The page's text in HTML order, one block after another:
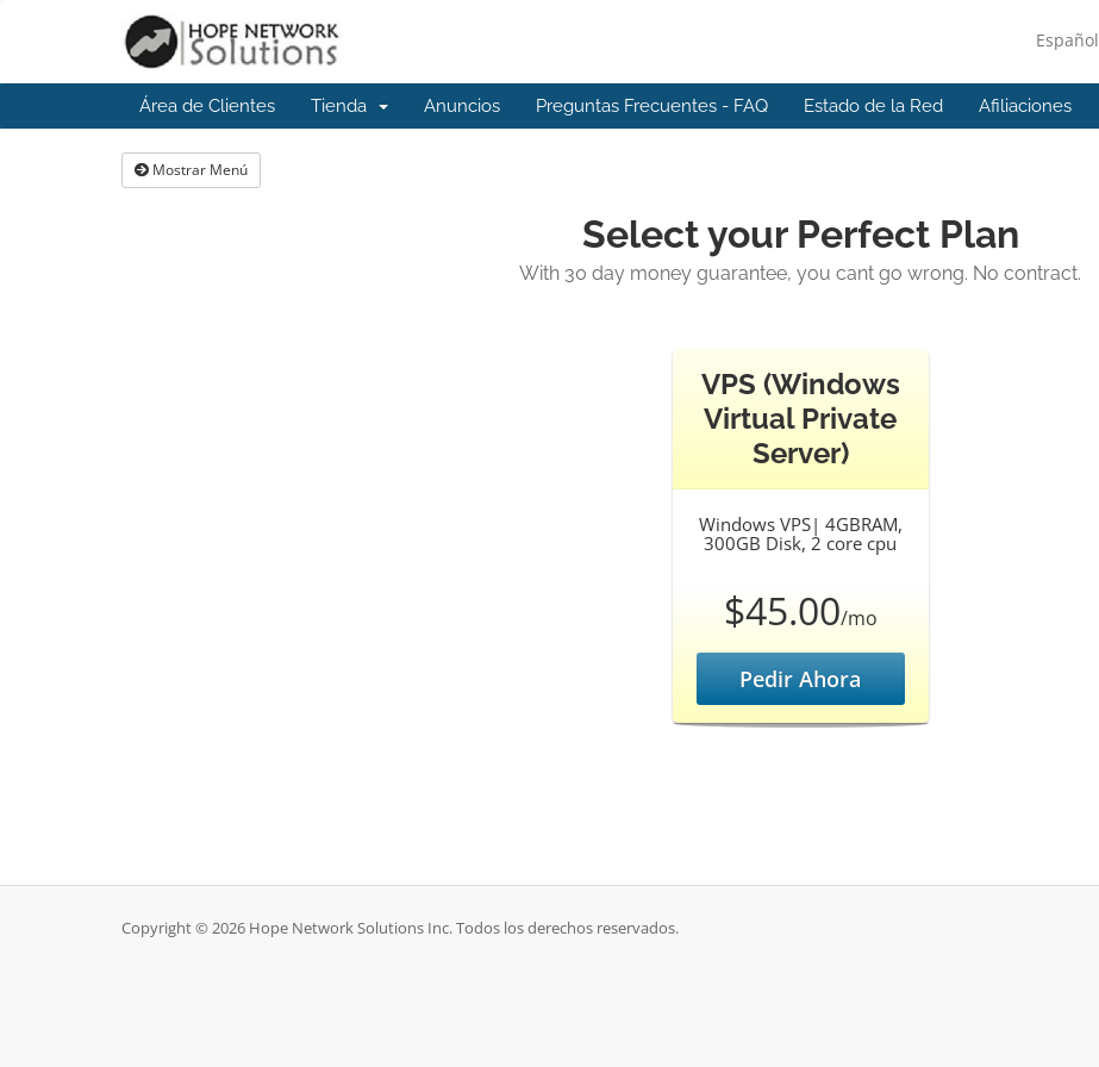
Español
Área de Clientes Tienda Anuncios Preguntas Frecuentes - FAQ Estado de la Red Afiliaciones
Mostrar Menú
Select your Perfect Plan
With 30 day money guarantee, you cant go wrong. No contract.
VPS (Windows
Virtual Private
Server)
Windows VPS| 4GBRAM,
300GB Disk, 2 core cpu
$45.00/mo
Pedir Ahora
Copyright © 2026 Hope Network Solutions Inc. Todos los derechos reservados.